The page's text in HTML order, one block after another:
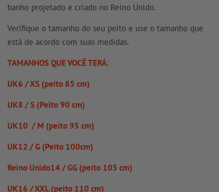
banho projetado e criado no Reino Unido.
Verifique o tamanho do seu peito e use o tamanho que
está de acordo com suas medidas.
TAMANHOS QUE VOCÊ TERÁ:
UK6 / XS (peito 85 cm)
UK8 / S (Peito 90 cm)
UK10 / M (peito 95 cm)
UK12 / G (Peito 100cm)
Reino Unido14 / GG (peito 105 cm)
UK16 / XXL (peito 110 cm)